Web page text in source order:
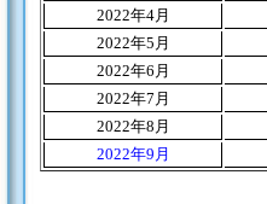
2022年4月
2022年5 月
2022年6 月
2022年7 月
2022年8 月
2022年9 月